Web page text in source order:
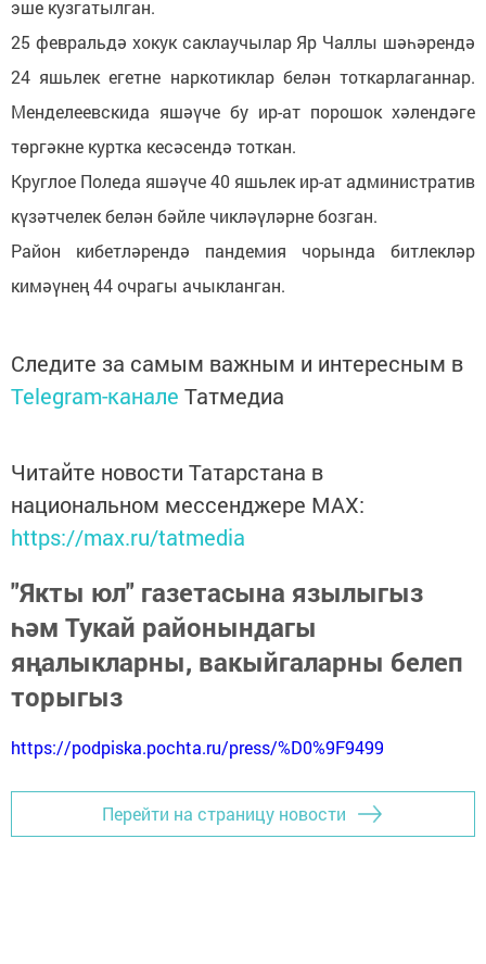
эше кузгатылган.
25 февральдә хокук саклаучылар Яр Чаллы шәһәрендә
24 яшьлек егетне наркотиклар белән тоткарлаганнар.
Менделеевскида яшәүче бу ир-ат порошок хәлендәге
төргәкне куртка кесәсендә тоткан.
Круглое Поледа яшәүче 40 яшьлек ир-ат административ
күзәтчелек белән бәйле чикләүләрне бозган.
Район кибетләрендә пандемия чорында битлекләр
кимәүнең 44 очрагы ачыкланган.
Следите за самым важным и интересным в
Telegram-канале Татмедиа
Читайте новости Татарстана в
национальном мессенджере MАХ:
https://max.ru/tatmedia
"Якты юл" газетасына язылыгыз
һәм Тукай районындагы
яңалыкларны, вакыйгаларны белеп
торыгыз
https://podpiska.pochta.ru/press/%D0%9F9499
Перейти на страницу новости